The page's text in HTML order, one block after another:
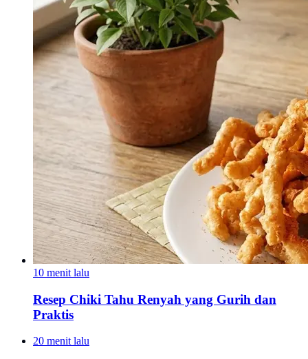
10 menit lalu
Resep Chiki Tahu Renyah yang Gurih dan
Praktis
20 menit lalu